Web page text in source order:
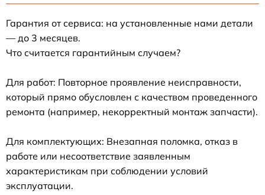
Гарантия от сервиса: на установленные нами детали
— до 3 месяцев.
Что считается гарантийным случаем?
Для работ: Повторное проявление неисправности,
который прямо обусловлен с качеством проведенного
ремонта (например, некорректный монтаж запчасти).
Для комплектующих: Внезапная поломка, отказ в
работе или несоответствие заявленным
характеристикам при соблюдении условий
эксплуатации.